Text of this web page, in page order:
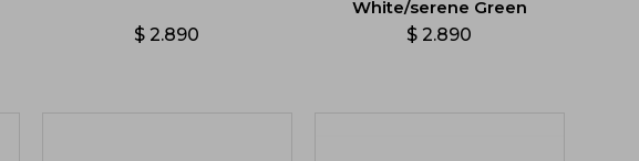
$ 2.890
White/serene Green
$ 2.890